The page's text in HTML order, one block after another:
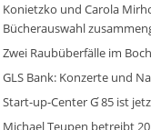
Konietzko und Carola
Bücherauswahl
Zwei Raubüberfälle im
GLS Bank: Konzerte und
Start-up-Center G ́85 ist
Michael Teupen betreibt